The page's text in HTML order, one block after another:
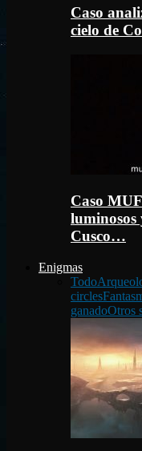
Caso
cielo de
Caso
luminosos
Cusco…
Enigmas
Todo
circles
ganadoOtros